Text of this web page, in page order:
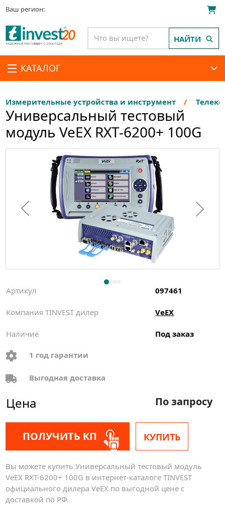
Ваш регион:
КАТАЛОГ
НАЙТИ
Измерительные устройства и инструмент
Универсальный тестовый
модуль VeEX RXT-6200+ 100G
Артикул 097461
Компания TINVEST дилер VeEX
Наличие Под заказ
1 год гарантии
Выгодная доставка
Цена По запросу
ПОЛУЧИТЬ КП КУПИТЬ
Вы можете купить Универсальный тестовый модуль
VeEX RXT-6200+ 100G в интернет-каталоге TINVEST
официального дилера VeEX по выгодной цене с
доставкой по РФ.